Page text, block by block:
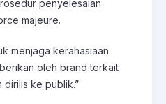
penyelesaian
majeure.
menjaga kerahasiaan
oleh brand terkait
ke publik.”